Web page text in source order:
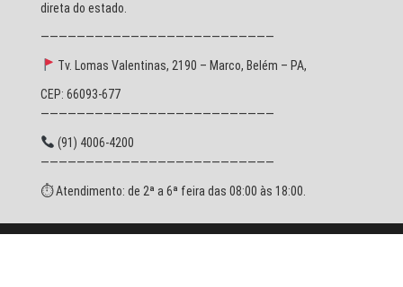
direta do estado.
——————————————————————————
Tv. Lomas Valentinas, 2190 – Marco, Belém – PA,
CEP: 66093-677
——————————————————————————
(91) 4006-4200
——————————————————————————
⏱ Atendimento: de 2ª a 6ª feira das 08:00 às 18:00.